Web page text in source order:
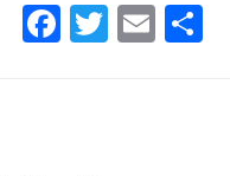
Facebook
TwitterEmail